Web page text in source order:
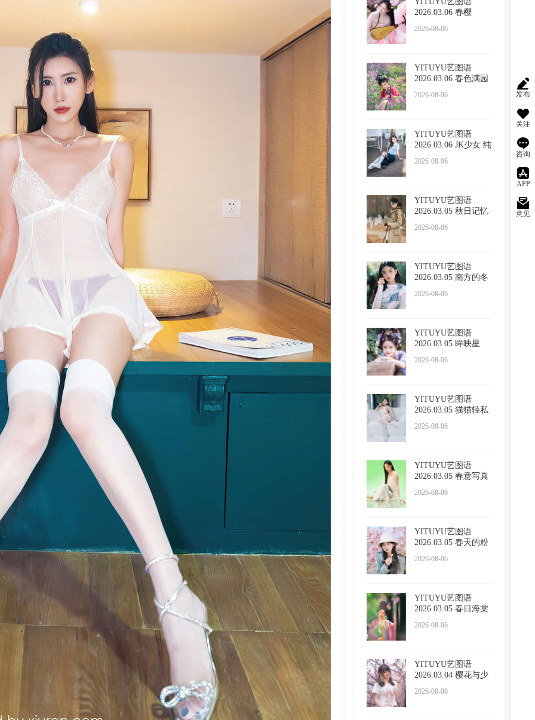
发布
关注
咨询
APP
意见
2026.03.06 春樱
2026-08-06
YITUYU艺图语
2026.03.06 春色满园
2026-08-06
YITUYU艺图语
2026.03.06 JK少女 纯
2026-08-06
YITUYU艺图语
2026.03.05 秋日记忆
2026-08-06
YITUYU艺图语
2026.03.05 南方的冬
2026-08-06
YITUYU艺图语
2026.03.05 眸映星
2026-08-06
YITUYU艺图语
2026.03.05 猫猫轻私
2026-08-06
YITUYU艺图语
2026.03.05 春意写真
2026-08-06
YITUYU艺图语
2026.03.05 春天的粉
2026-08-06
YITUYU艺图语
2026.03.05 春日海棠
2026-08-06
YITUYU艺图语
2026.03.04 樱花与少
2026-08-06